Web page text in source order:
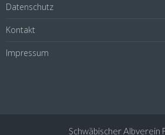
Datenschutz
Kontakt
Impressum
Schwäbischer Albverein